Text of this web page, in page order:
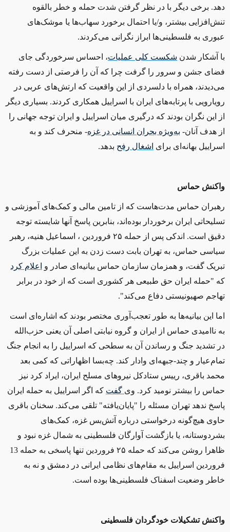
دهد. برخی دیگر با در نظر گرفتن شدت حمله و خطر بالقوه
تنش‌افزایی بیشتر، و/یا احتمال برخورد سهاب‌ها یا موشک‌های
عبوری به فلسطینی‌ها ابراز نگرانی می‌کردند.
با آشکار شدن شکست کلی عملیات، احساس سرخوردگی جای
فضای جشن و سرور را گرفت چرا که آن را فرصتی از دست رفته
می‌دیدند، همراه با دلسردی از این واقعیت که ارتش‌‌های عربی در
رویارویی با پرتابه‌های ایران با اسراییل همکاری کردند. بسیاری دیگر
از این نگران بودند که درگیری میان اسراییل و ایران توجه جهانی را
از هدف آنان- به‌ویژه بحران انسانی در غزه- منحرف کند و به
اسراییل بهانه‌ای برای اشغال رفح بدهد.
واکنش حماس
رهبران حماس مدت‌هاست که از تامین مالی و کمک‌های آموزشی و
تسلیحاتی ایران برخوردار بوده‌اند، بنابرین پاسخ آنها شایسته توجه
دقیق است. اندکی پس از حمله ۲۵ فروردین ، اسماعیل هنیه، رهبر
سیاسی حماس، به تهران بابت دست زدن به این عملیات بزرگ
تبریک گفت، و همزمان سازمان حماس بیانیه‌ای صادر و
اعلام کرد
که "حمله ایران حق طبیعی هر کشوری است که از خود در برابر
تهاجم‌ صهیونیستی دفاع می‌کند".
اما این بیانیه‌ها به‌ طور تعجب‌آوری مختصر بودند که اشاره‌ای است
به ناامیدی حماس از ایران و گروه نیابتی اصلی آن یعنی حزب‌الله
در تشدید جنگ و رساندن آن به سطحی که اسراییل را به انجام جنگ
تمام‌عیار و چند-جبهه‌ای وادار کند. چه‌بسا اظهاراتی که کمی بعد
محمد باقری، رییس ستادکل نیروهای مسلح ایران، ایراد کرد نیز
حماس را بیشتر نومید کرد. وی گفت که اگر اسراییل به حمله ایران
پاسخ ندهد تهران مسئله را "پایان‌یافته" تلقی می‌کند. سخنان باقری
حاوی هیچ‌گونه درخواستی درباره آتش‌بس غزه، کمک‌های
بشردوستانه، یا بازگشت آوارگان فلسطینی به شمال غزه نبود و
ظاهرا روشن می‌کند که حمله ۲۵ فروردین تنها پاسخی به حمله 13
فروردین اسراییل به مقام‌های نظامی ایرانی در دمشق و نه به
خاطر وضعیت اسفناک فلسطینی‌ها بوده است.
واکنش تشکیلات خودگردان فلسطینی